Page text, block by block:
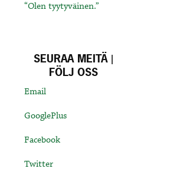
“Olen tyytyväinen.”
SEURAA MEITÄ |
FÖLJ OSS
Email
GooglePlus
Facebook
Twitter